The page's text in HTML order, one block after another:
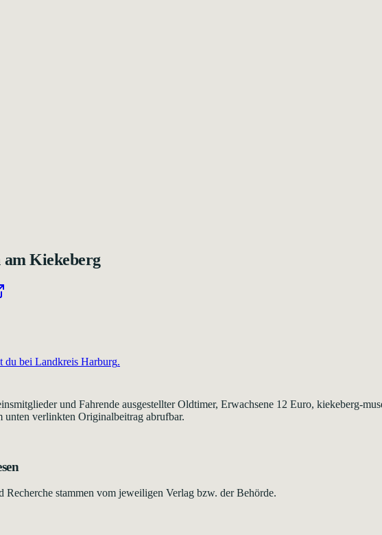
Kiekeberg
du bei Landkreis Harburg.
und Fahrende ausgestellter Oldtimer, Erwachsene 12 Euro, kiekeberg-
verlinkten Originalbeitrag abrufbar.
stammen vom jeweiligen Verlag bzw. der Behörde.